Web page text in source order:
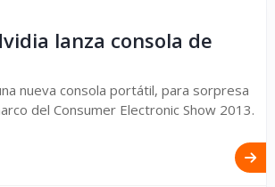
lanza consola de
nueva consola portátil, para sorpresa
del Consumer Electronic Show 2013.